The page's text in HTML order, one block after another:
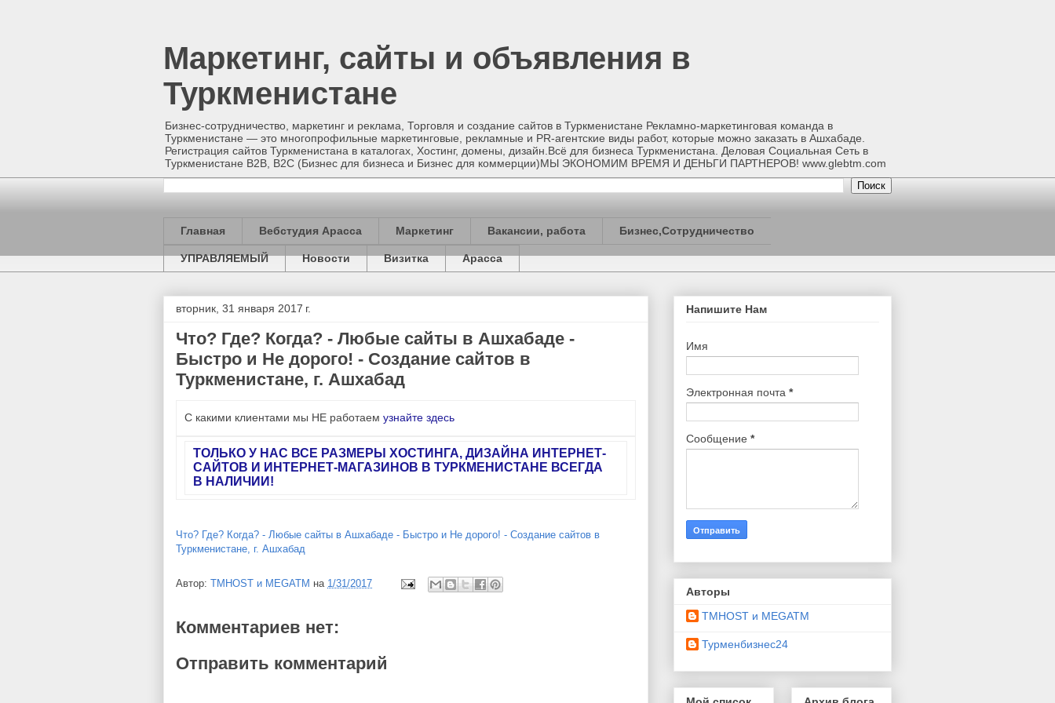
Маркетинг, сайты и объявления в
Туркменистане
Бизнес-сотрудничество, маркетинг и реклама, Торговля и создание сайтов в Туркменистане Рекламно-маркетинговая команда в
Туркменистане — это многопрофильные маркетинговые, рекламные и PR-агентские виды работ, которые можно заказать в Ашхабаде.
Регистрация сайтов Туркменистана в каталогах, Хостинг, домены, дизайн.Всё для бизнеса Туркменистана. Деловая Социальная Сеть в
Туркменистане B2B, B2C (Бизнес для бизнеса и Бизнес для коммерции)МЫ ЭКОНОМИМ ВРЕМЯ И ДЕНЬГИ ПАРТНЕРОВ! www.glebtm.com
Главная Вебстудия Арасса Маркетинг Вакансии, работа Бизнес,Сотрудничество
УПРАВЛЯЕМЫЙ Новости Визитка Арасса
вторник, 31 января 2017 г.
Что? Где? Когда? - Любые сайты в Ашхабаде -
Быстро и Не дорого! - Создание сайтов в
Туркменистане, г. Ашхабад
С какими клиентами мы НЕ работаем узнайте здесь
ТОЛЬКО У НАС ВСЕ РАЗМЕРЫ ХОСТИНГА, ДИЗАЙНА ИНТЕРНЕТ-
САЙТОВ И ИНТЕРНЕТ-МАГАЗИНОВ В ТУРКМЕНИСТАНЕ ВСЕГДА
В НАЛИЧИИ!
Что? Где? Когда? - Любые сайты в Ашхабаде - Быстро и Не дорого! - Создание сайтов в
Туркменистане, г. Ашхабад
Автор: TMHOST и MEGATM на 1/31/2017
Комментариев нет:
Отправить комментарий
Напишите Нам
Имя
Электронная почта *
Сообщение *
Авторы
TMHOST и MEGATM
Турменбизнес24